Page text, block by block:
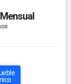
Mensual